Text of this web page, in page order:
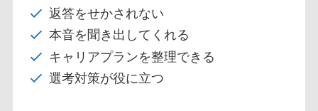
返答をせかされない
本音を聞き出してくれる
キャリアプランを整理できる
選考対策が役に立つ